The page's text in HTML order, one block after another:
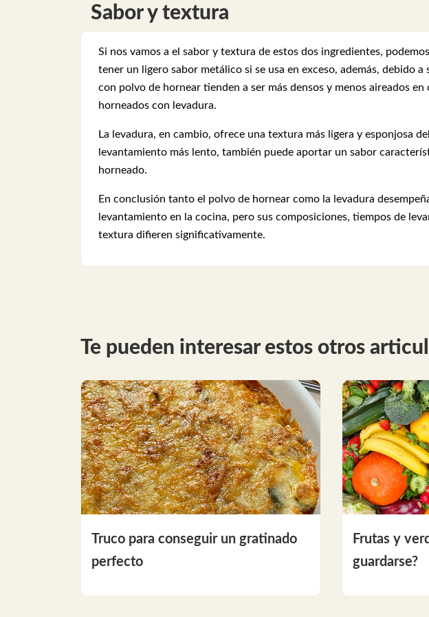
Sabor y textura
Si nos vamos a el sabor y textura de estos dos ingredientes,
tener un ligero sabor metálico si se usa en exceso, además, debido
con polvo de hornear tienden a ser más densos y menos aireados
horneados con levadura.
La levadura, en cambio, ofrece una textura más ligera y esponjosa
levantamiento más lento, también puede aportar un sabor
horneado.
En conclusión tanto el polvo de hornear como la levadura
levantamiento en la cocina, pero sus composiciones, tiempos de
textura difieren significativamente.
Te pueden interesar estos otros
Truco para conseguir un gratinado
perfecto
Frutas y
guardarse?